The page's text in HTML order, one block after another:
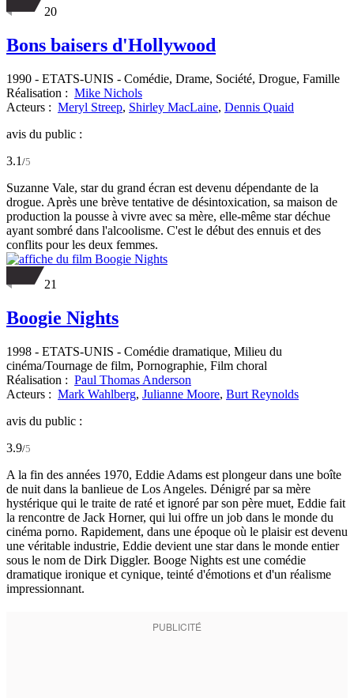
20
Bons baisers d'Hollywood
1990 - ETATS-UNIS - Comédie, Drame, Société, Drogue, Famille
Réalisation : Mike Nichols
Acteurs : Meryl Streep, Shirley MacLaine, Dennis Quaid
avis du public :
3.1 /5
Suzanne Vale, star du grand écran est devenu dépendante de la
drogue. Après une brève tentative de désintoxication, sa maison de
production la pousse à vivre avec sa mère, elle-même star déchue
ayant sombré dans l'alcoolisme. C'est le début des ennuis et des
conflits pour les deux femmes.
21
Boogie Nights
1998 - ETATS-UNIS - Comédie dramatique, Milieu du
cinéma/Tournage de film, Pornographie, Film choral
Réalisation : Paul Thomas Anderson
Acteurs : Mark Wahlberg, Julianne Moore, Burt Reynolds
avis du public :
3.9/5
A la fin des années 1970, Eddie Adams est plongeur dans une boîte
de nuit dans la banlieue de Los Angeles. Dénigré par sa mère
hystérique qui le traite de raté et ignoré par son père muet, Eddie fait
la rencontre de Jack Horner, qui lui offre un job dans le monde du
cinéma porno. Rapidement, dans une époque où le plaisir est devenu
une véritable industrie, Eddie devient une star dans le monde entier
sous le nom de Dirk Diggler. Booge Nights est une comédie
dramatique ironique et cynique, teinté d'émotions et d'un réalisme
impressionnant.